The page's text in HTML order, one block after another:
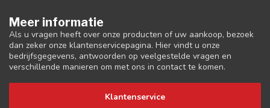
Meer informatie
Als u vragen heeft over onze producten of uw aankoop, bezoek
dan zeker onze klantenservicepagina. Hier vindt u onze
bedrijfsgegevens, antwoorden op veelgestelde vragen en
verschillende manieren om met ons in contact te komen.
Klantenservice